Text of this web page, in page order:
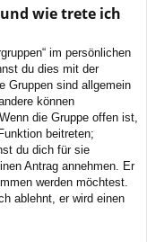
wie trete ich
im persönlichen
du dies mit der
Gruppen sind allgemein
können
die Gruppe offen ist,
beitreten;
du dich für sie
Antrag annehmen. Er
werden möchtest.
ablehnt, er wird einen